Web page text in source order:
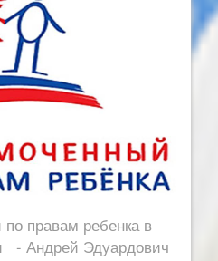
правам ребенка в
- Андрей Эдуардович